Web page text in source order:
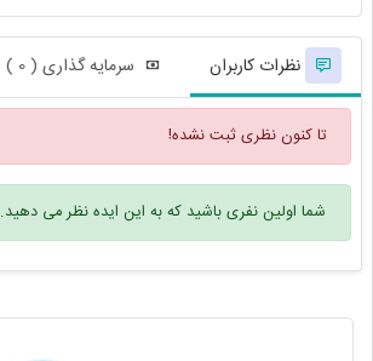
نظرات کاربران سرمایه گذاری ( 0 )
تا کنون نظری ثبت نشده!
شما اولین نفری باشید که به این ایده نظر می دهید.